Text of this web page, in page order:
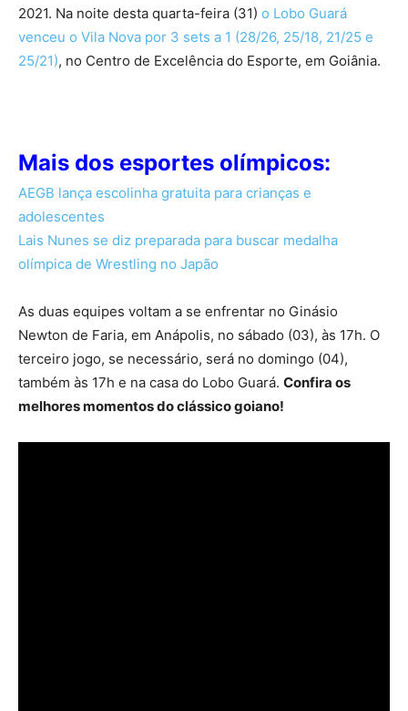
2021. Na noite desta quarta-feira (31) o Lobo Guará
venceu o Vila Nova por 3 sets a 1 (28/26, 25/18, 21/25 e
25/21), no Centro de Excelência do Esporte, em Goiânia.
Mais dos esportes olímpicos:
AEGB lança escolinha gratuita para crianças e
adolescentes
Lais Nunes se diz preparada para buscar medalha
olímpica de Wrestling no Japão
As duas equipes voltam a se enfrentar no Ginásio
Newton de Faria, em Anápolis, no sábado (03), às 17h. O
terceiro jogo, se necessário, será no domingo (04),
também às 17h e na casa do Lobo Guará. Confira os
melhores momentos do clássico goiano!